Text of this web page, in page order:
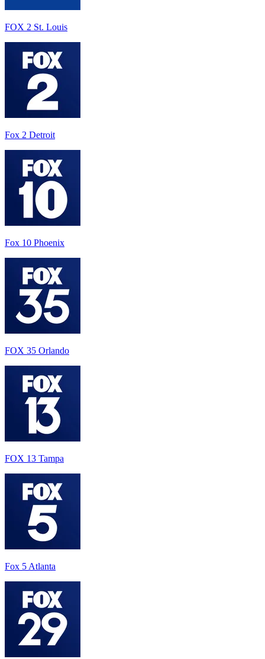
FOX 2 St. Louis
Fox 2 Detroit
Fox 10 Phoenix
FOX 35 Orlando
FOX 13 Tampa
Fox 5 Atlanta